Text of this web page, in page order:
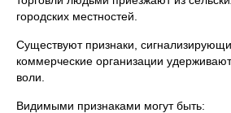
городских местностей.
Существуют признаки,
коммерческие организации
воли.
Видимыми признаками могут быть: